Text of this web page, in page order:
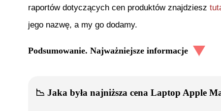
raportów dotyczących cen produktów znajdziesz
jego nazwę, a my go dodamy.
Podsumowanie. Najważniejsze informacje
📉 Jaka była najniższa cena Laptop Apple